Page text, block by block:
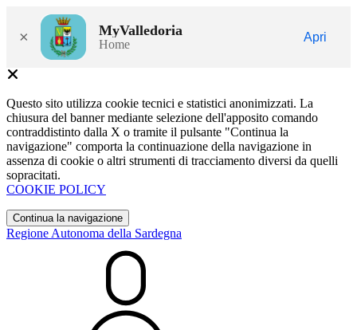
× MyValledoria
Home
Apri
Questo sito utilizza cookie tecnici e statistici anonimizzati. La
chiusura del banner mediante selezione dell'apposito comando
contraddistinto dalla X o tramite il pulsante "Continua la
navigazione" comporta la continuazione della navigazione in
assenza di cookie o altri strumenti di tracciamento diversi da quelli
sopracitati.
COOKIE POLICY
Continua la navigazione
Regione Autonoma della Sardegna